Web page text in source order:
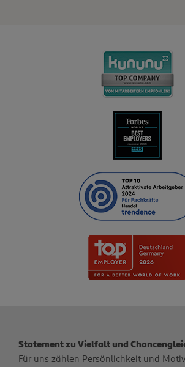
Statement zu Vielfalt und
Für uns zählen Persönlichkeit und